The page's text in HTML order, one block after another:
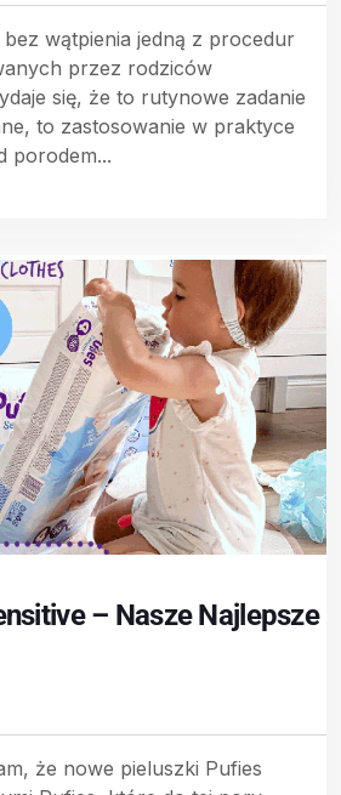
wątpienia jedną z procedur
przez rodziców
się, że to rutynowe zadanie
to zastosowanie w praktyce
porodem...
– Nasze Najlepsze
że nowe pieluszki Pufies